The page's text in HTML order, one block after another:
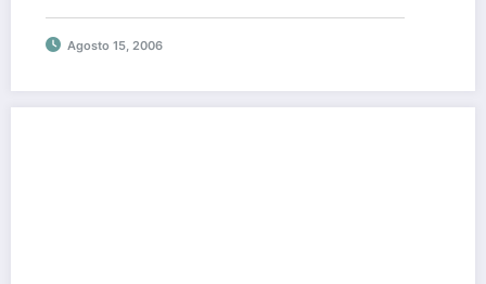
lunes en Bandes Uruguay
Agosto 15, 2006